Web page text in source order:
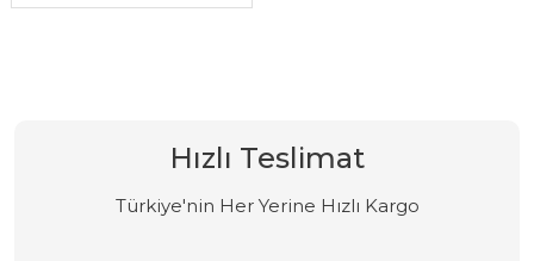
Hızlı Teslimat
Türkiye'nin Her Yerine Hızlı Kargo